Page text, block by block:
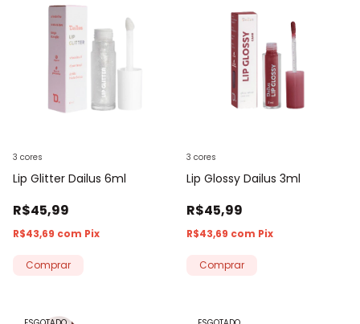
Lip Glitter Dailus 6ml
R$45,99
R$43,69 com Pix
3 cores
Comprar
Lip Glossy Dailus 3ml
R$45,99
R$43,69 com Pix
3 cores
Comprar